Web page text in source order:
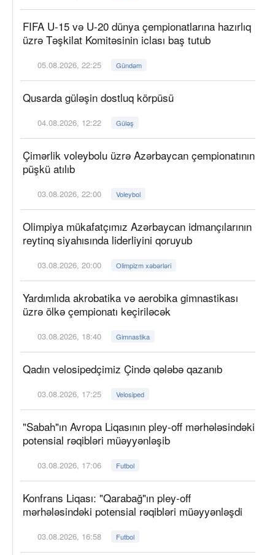
FIFA U-15 və U-20 dünya çempionatlarına hazırlıq
üzrə Təşkilat Komitəsinin iclası baş tutub
05.08.2026, 22:25 Gündəm
Qusarda güləşin dostluq körpüsü
04.08.2026, 12:22 Güləş
Çimərlik voleybolu üzrə Azərbaycan çempionatının
püşkü atılıb
03.08.2026, 22:00 Voleybol
Olimpiya mükafatçımız Azərbaycan idmançılarının
reytinq siyahısında liderliyini qoruyub
03.08.2026, 20:00 Olimpizm xəbərləri
Yardımlıda akrobatika və aerobika gimnastikası
üzrə ölkə çempionatı keçiriləcək
03.08.2026, 18:40 Gimnastika
Qadın velosipedçimiz Çində qələbə qazanıb
03.08.2026, 17:25 Velosiped
"Sabah"ın Avropa Liqasının pley-off mərhələsindəki
potensial rəqibləri müəyyənləşib
03.08.2026, 17:06 Futbol
Konfrans Liqası: "Qarabağ"ın pley-off
mərhələsindəki potensial rəqibləri müəyyənləşdi
03.08.2026, 16:58 Futbol